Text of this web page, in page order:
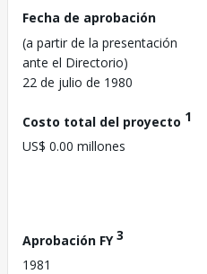
Fecha de aprobación
(a partir de la presentación
ante el Directorio)
22 de julio de 1980
Costo total del proyecto 1
US$ 0.00 millones
Aprobación FY3
1981